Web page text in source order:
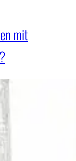
mit